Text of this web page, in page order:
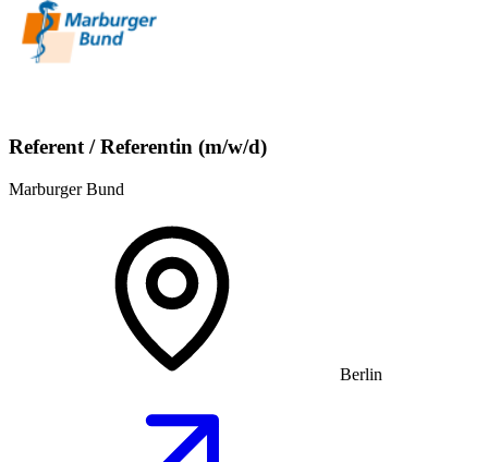
Referent / Referentin (m/w/d)
Marburger Bund
Berlin